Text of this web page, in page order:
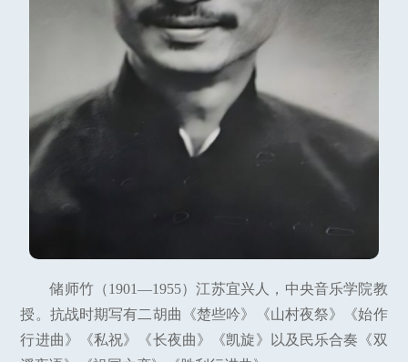
储师竹（1901—1955）江苏宜兴人，中央音乐学院教
授。抗战时期写有二胡曲《楚些吟》《山村夜祭》《始作
行进曲》《私祝》《长夜曲》《凯旋》以及民乐合奏《双